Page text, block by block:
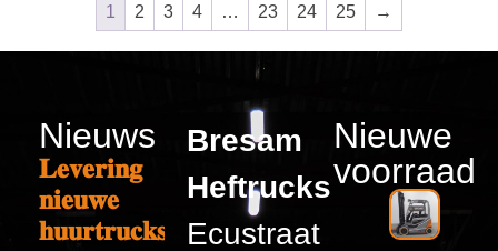
1 2 3 4 … 23 24 25 →
Nieuws
𝐋𝐞𝐯𝐞𝐫𝐢𝐧𝐠
𝐧𝐢𝐞𝐮𝐰𝐞
𝐡𝐮𝐮𝐫𝐭𝐫𝐮𝐜𝐤𝐬
Bresam
Heftrucks
Ecustraat
Nieuwe
voorraad